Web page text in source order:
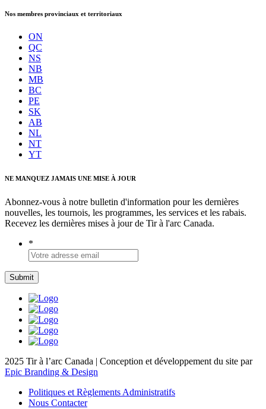
Nos membres provinciaux et territoriaux
ON
QC
NS
NB
MB
BC
PE
SK
AB
NL
NT
YT
NE MANQUEZ JAMAIS UNE MISE À JOUR
Abonnez-vous à notre bulletin d'information pour les dernières
nouvelles, les tournois, les programmes, les services et les rabais.
Recevez les dernières mises à jour de Tir à l'arc Canada.
*
2025 Tir à l’arc Canada | Conception et développement du site par
Epic Branding & Design
Politiques et Règlements Administratifs
Nous Contacter